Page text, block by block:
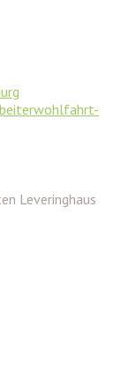
Leveringhaus